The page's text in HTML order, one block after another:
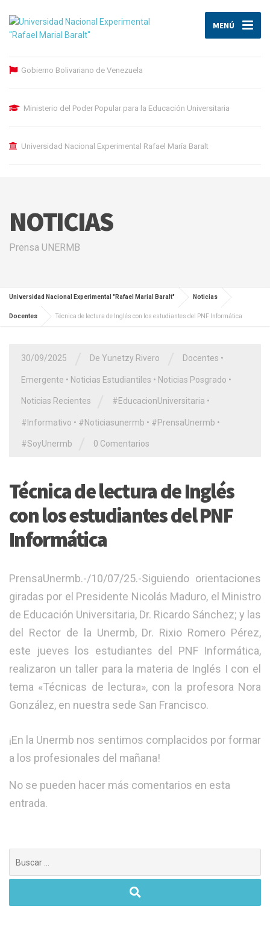
MENÚ
Gobierno Bolivariano de Venezuela
Ministerio del Poder Popular para la Educación Universitaria
Universidad Nacional Experimental Rafael María Baralt
NOTICIAS
Prensa UNERMB
Universidad Nacional Experimental "Rafael Marial Baralt" Noticias
Docentes Técnica de lectura de Inglés con los estudiantes del PNF Informática
30/09/2025 De Yunetzy Rivero Docentes •
Emergente • Noticias Estudiantiles • Noticias Posgrado •
Noticias Recientes #EducacionUniversitaria •
#Informativo • #Noticiasunermb • #PrensaUnermb •
#SoyUnermb 0 Comentarios
Técnica de lectura de Inglés
con los estudiantes del PNF
Informática
PrensaUnermb.-/10/07/25.-Siguiendo orientaciones
giradas por el Presidente Nicolás Maduro, el Ministro
de Educación Universitaria, Dr. Ricardo Sánchez; y las
del Rector de la Unermb, Dr. Rixio Romero Pérez,
este jueves los estudiantes del PNF Informática,
realizaron un taller para la materia de Inglés I con el
tema «Técnicas de lectura», con la profesora Nora
González, en nuestra sede San Francisco.
¡En la Unermb nos sentimos complacidos por formar
a los profesionales del mañana!
No se pueden hacer más comentarios en esta
entrada.